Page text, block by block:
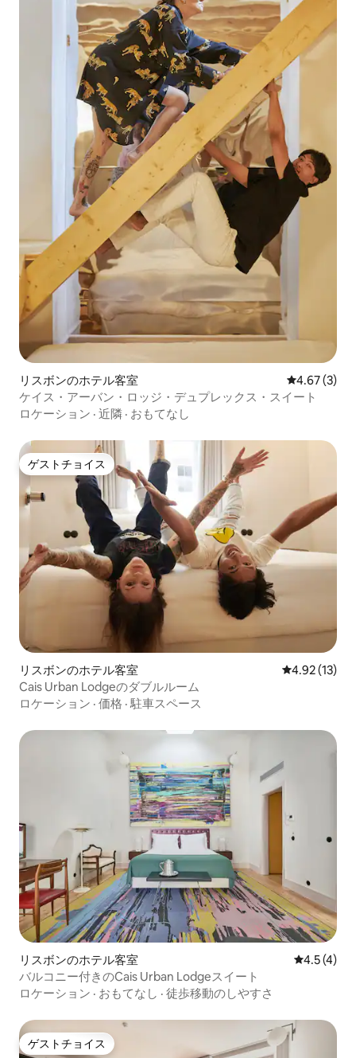
リスボンのホテル客室 レビュー3
4.67 (3)
ケイス・アーバン・ロッジ・デュプレックス・スイート
ロケーション · 近隣 · おもてなし
ゲストチョイス
ゲストチョイス
リスボンのホテル客室 レビュー13
4.92 (13)
Cais Urban Lodgeのダブルルーム
ロケーション · 価格 ·駐車スペース
リスボンのホテル客室 レビュー4
4.5 (4)
バルコニー付きのCais Urban Lodgeスイート
ロケーション · おもてなし · 徒歩移動のしやすさ
ゲストチョイス
ゲストチョイス